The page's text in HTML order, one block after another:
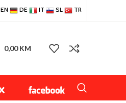
EN DE IT SL TR
0,00KM